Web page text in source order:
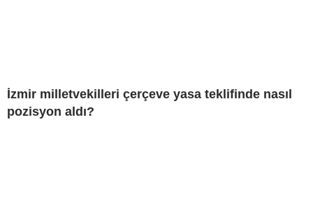
İzmir milletvekilleri çerçeve yasa teklifinde nasıl
pozisyon aldı?